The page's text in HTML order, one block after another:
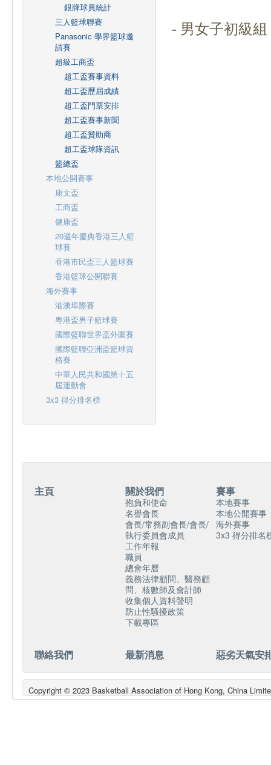
銀牌球員統計
三人籃球聯賽
Panasonic 學界籃球邀
請賽
超級工商盃
超工盃賽事資料
超工盃歷屆成績
超工盃門票安排
超工盃賽事新聞
超工盃贊助商
超工盃球隊資訊
籃總盃
本地公開賽事
康文盃
工商盃
健康盃
20週年慶典香港三人籃
球賽
香港市民盃三人籃球賽
香港籃球公開聯賽
海外賽事
港澳埠際賽
粵港盃男子籃球賽
國際籃聯世界盃外圍賽
國際籃聯亞洲盃籃球資
格賽
中華人民共和國第十五
屆運動會
3x3 得分排名榜
- 男女子初級組
主頁 關於我們
抱負和使命
名譽會長
會長/常務副會長/會長/
執行委員會成員
工作年報
職員
總會年曆
義務法律顧問、醫務顧
問、核數師及會計師
收集個人資料聲明
防止性騷擾政策
下載專區
賽事
本地賽事
本地公開賽事
海外賽事
3x3 得分排名
聯絡我們 最新消息 惡劣天氣安
Copyright © 2023 Basketball Association of Hong Kong, China